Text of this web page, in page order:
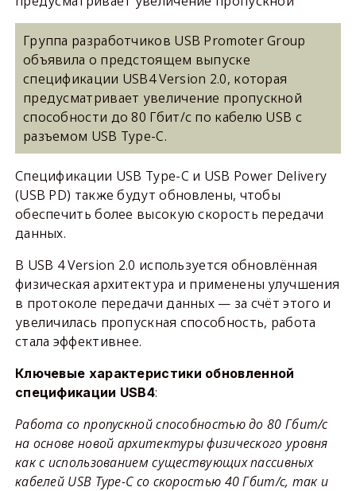
Группа разработчиков USB Promoter Group
объявила о предстоящем выпуске
спецификации USB4 Version 2.0, которая
предусматривает увеличение пропускной
способности до 80 Гбит/с по кабелю USB с
разъемом USB Type-C.
Спецификации USB Type-C и USB Power Delivery
(USB PD) также будут обновлены, чтобы
обеспечить более высокую скорость передачи
данных.
В USB 4 Version 2.0 используется обновлённая
физическая архитектура и применены улучшения
в протоколе передачи данных — за счёт этого и
увеличилась пропускная способность, работа
стала эффективнее.
Ключевые характеристики обновленной
спецификации USB4:
Работа со пропускной способностью до 80 Гбит/с
на основе новой архитектуры физического уровня
как с использованием существующих пассивных
кабелей USB Type-C со скоростью 40 Гбит/с, так и